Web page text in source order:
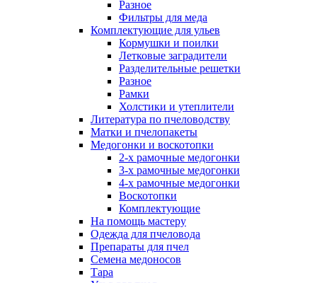
Разное
Фильтры для меда
Комплектующие для ульев
Кормушки и поилки
Летковые заградители
Разделительные решетки
Разное
Рамки
Холстики и утеплители
Литература по пчеловодству
Матки и пчелопакеты
Медогонки и воскотопки
2-х рамочные медогонки
3-х рамочные медогонки
4-х рамочные медогонки
Воскотопки
Комплектующие
На помощь мастеру
Одежда для пчеловода
Препараты для пчел
Семена медоносов
Тара